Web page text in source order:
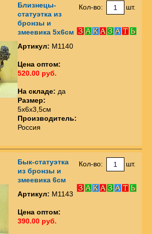
Близнецы-
статуэтка из
бронзы и
змеевика 5х6см
Артикул: М1140
Цена оптом:
520.00 руб.
На складе: да
Размер:
5х6х3,5см
Производитель:
Россия
Кол-во: шт.
Бык-статуэтка
из бронзы и
змеевика 6см
Артикул: М1143
Цена оптом:
390.00 руб.
Кол-во: шт.